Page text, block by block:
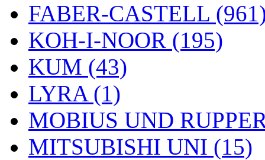
FABER-CASTELL
KOH-I-NOOR (195)
KUM (43)
LYRA (1)
MOBIUS UND
MITSUBISHI UNI (15)